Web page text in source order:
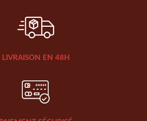
LIVRAISON EN 48H